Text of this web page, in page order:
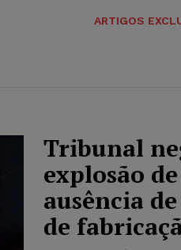
ARTIGOS
Tribunal
explosão
ausência
de